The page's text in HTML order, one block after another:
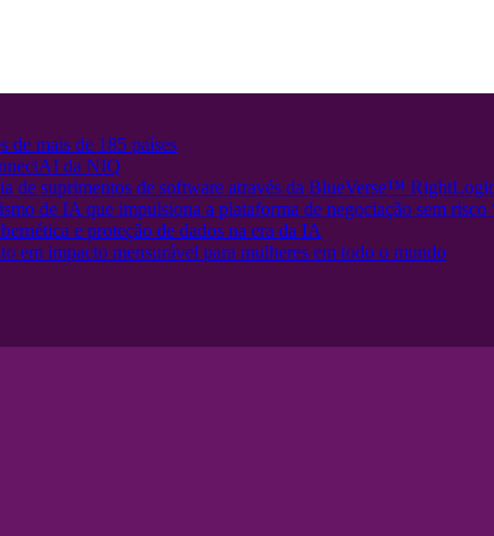
de mais de 185 países
da NIQ
de suprimentos de software através da BlueVerse™
de IA que impulsiona a plataforma de negociação sem
e proteção de dados na era da IA
impacto mensurável para mulheres em todo o mundo